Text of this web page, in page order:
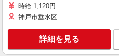
時給 1,120円
神戸市垂水区
詳細を見る